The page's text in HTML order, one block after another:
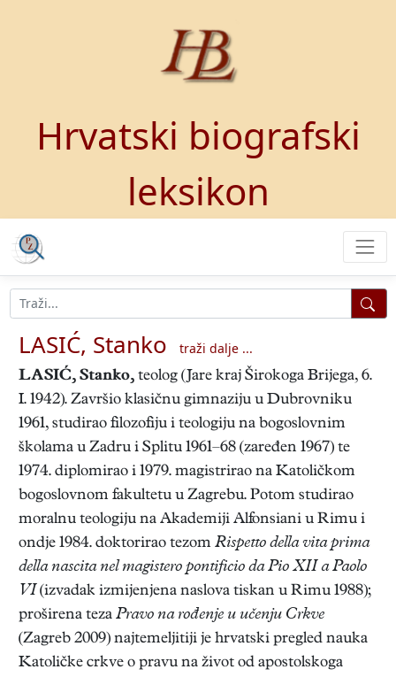
Hrvatski biografski
leksikon
LASIĆ, Stanko
traži dalje ...
LASIĆ, Stanko, teolog (Jare kraj Širokoga Brijega, 6.
I. 1942). Završio klasičnu gimnaziju u Dubrovniku
1961, studirao filozofiju i teologiju na bogoslovnim
školama u Zadru i Splitu 1961–68 (zaređen 1967) te
1974. diplomirao i 1979. magistrirao na Katoličkom
bogoslovnom fakultetu u Zagrebu. Potom studirao
moralnu teologiju na Akademiji Alfonsiani u Rimu i
ondje 1984. doktorirao tezom Rispetto della vita prima
della nascita nel magistero pontificio da Pio XII a Paolo
VI (izvadak izmijenjena naslova tiskan u Rimu 1988);
proširena teza Pravo na rođenje u učenju Crkve
(Zagreb 2009) najtemeljitiji je hrvatski pregled nauka
Katoličke crkve o pravu na život od apostolskoga